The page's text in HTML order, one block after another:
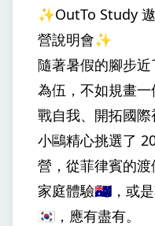
◆📍台中
◆ 📍台南
◆ 📍高雄
●🌊 7 大精選夏令營
◆ 🇵🇭 馬尼拉｜德拉
✨OutTo Study
營說明會✨
隨著暑假的腳步
為伍，不如規畫
戰自我、開拓國際
小鷗精心挑選了
營，從菲律賓的
家庭體驗🇦🇺，或
🇰🇷，應有盡有。